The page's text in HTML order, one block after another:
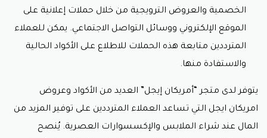
الخصمية والعروض الترويجية من خلال حملات إعلانية على
الموقع الإلكتروني ووسائل التواصل الاجتماعي. يمكن للعملاء
المترددين متابعة هذه الحملات للاطلاع على الأكواد الحالية
والاستفادة منها.
يتوفر لدى متجر “أمريكان إيجل” العديد من الأكواد وعروض
امريكان ايجل التي تساعد العملاء المترددين على توفير المزيد من
المال عند شراء الملابس والإكسسوارات العصرية. يُنصح